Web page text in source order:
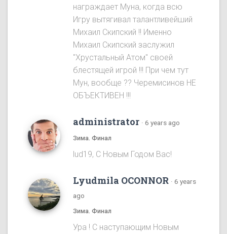
награждает Муна, когда всю
Игру вытягивал талантливейший
Михаил Скипский !! Именно
Михаил Скипский заслужил
"Хрустальный Атом" своей
блестящей игрой !!! При чем тут
Мун, вообще ?? Черемисинoв НЕ
ОБЪЕКТИВЕН !!!
administrator · 6 years ago
Зима. Финал
lud19, С Новым Годом Вас!
Lyudmila OCONNOR · 6 years
ago
Зима. Финал
Ура ! С наступающим Новым